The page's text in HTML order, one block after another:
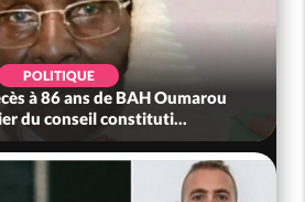
POLITIQUE
à 86 ans de BAH Oumarou
du conseil constituti...